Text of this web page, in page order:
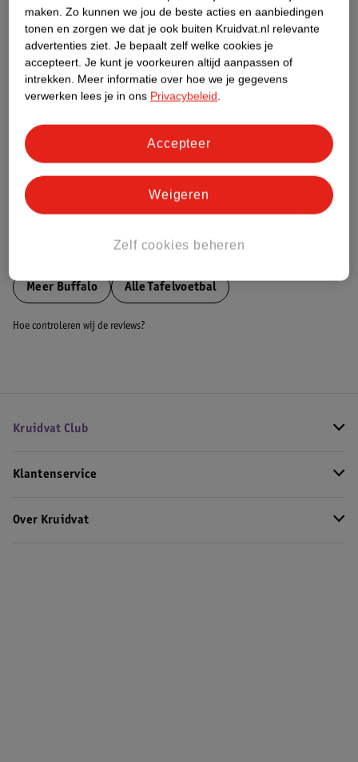
Etiketinformatie
Nature Impact Score
Dit product heeft (nog) geen Nature
Meer informatie
Bestel & Bezorginformatie
Meer Buffalo Alle Tafelvoetbal
Hoe controleren wij de reviews?
Kruidvat Club
Klantenservice
Over Kruidvat
maken. Zo kunnen we jou de beste acties en aanbiedingen
tonen en zorgen we dat je ook buiten Kruidvat.nl relevante
advertenties ziet. Je bepaalt zelf welke cookies je
accepteert. Je kunt je voorkeuren altijd aanpassen of
intrekken. Meer informatie over hoe we je gegevens
verwerken lees je in ons Privacybeleid.
Zelf cookies beheren
Weigeren
Accepteer